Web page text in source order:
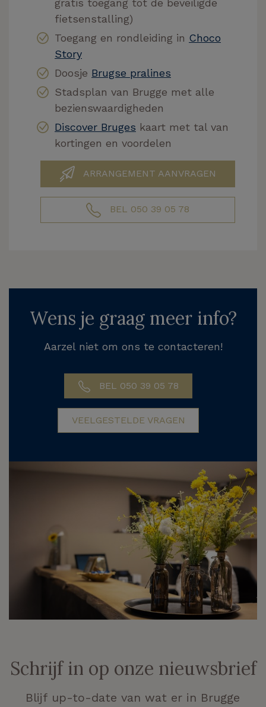
gratis toegang tot de beveiligde
fietsenstalling)
Toegang en rondleiding in Choco
Story
Doosje Brugse pralines
Stadsplan van Brugge met alle
bezienswaardigheden
Discover Bruges kaart met tal van
kortingen en voordelen
ARRANGEMENT AANVRAGEN
BEL 050 39 05 78
Wens je graag meer info?
Aarzel niet om ons te contacteren!
BEL 050 39 05 78
VEELGESTELDE VRAGEN
Schrijf in op onze nieuwsbrief
Blijf up-to-date van wat er in Brugge